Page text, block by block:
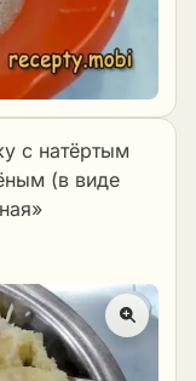
с натёртым
(в виде